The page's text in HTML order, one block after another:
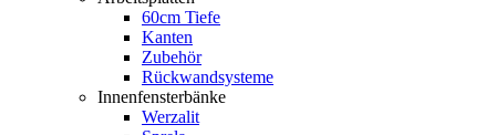
60cm Tiefe
Kanten
Zubehör
Rückwandsysteme
Innenfensterbänke
Werzalit